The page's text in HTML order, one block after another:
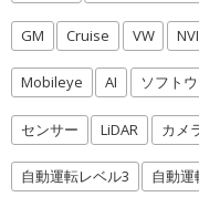
GM Cruise VW
Mobileye AI ソフト
センサー LiDAR カメ
自動運転レベル3 自動